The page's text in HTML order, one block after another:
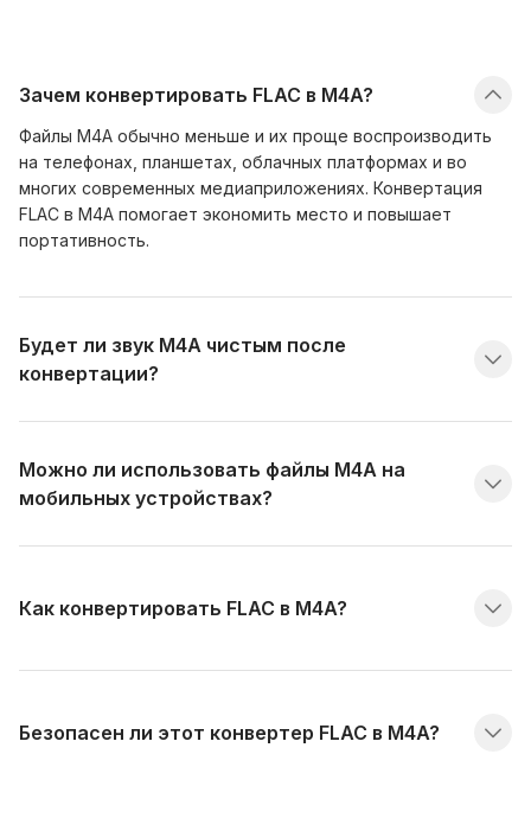
Зачем конвертировать FLAC в M4A?
Файлы M4A обычно меньше и их проще воспроизводить
на телефонах, планшетах, облачных платформах и во
многих современных медиаприложениях. Конвертация
FLAC в M4A помогает экономить место и повышает
портативность.
Будет ли звук M4A чистым после
конвертации?
Можно ли использовать файлы M4A на
мобильных устройствах?
Как конвертировать FLAC в M4A?
Безопасен ли этот конвертер FLAC в M4A?